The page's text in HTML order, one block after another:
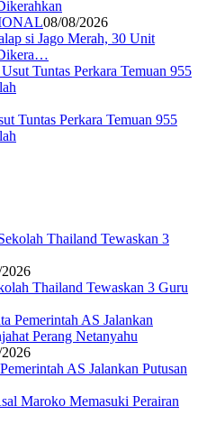
08/08/2026
si Jago Merah, 30 Unit
Tuntas Perkara Temuan 955
Thailand Tewaskan 3 Guru
AS Jalankan Putusan